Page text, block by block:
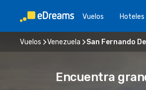
Vuelos Hoteles
Vuelos Venezuela San Fernando
Encuentra